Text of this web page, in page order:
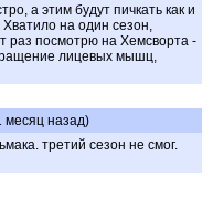
а этим будут пичкать как и
на один сезон,
раз посмотрю на Хемсворта -
лицевых мышц,
месяц назад)
третий сезон не смог.